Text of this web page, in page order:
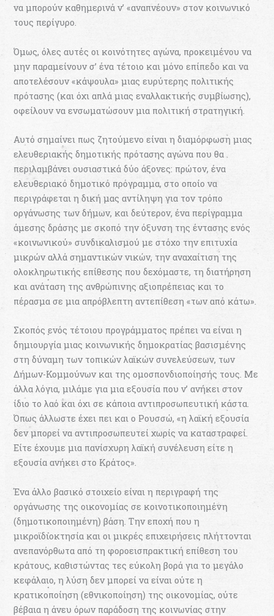
να µπορούν καθηµερινά ν’ «αναπνέουν» στον κοινωνικό
τους περίγυρο.
Όµως, όλες αυτές οι κοινότητες αγώνα, προκειµένου να
µην παραµείνουν σ’ ένα τέτοιο και µόνο επίπεδο και να
αποτελέσουν «κάψουλα» µιας ευρύτερης πολιτικής
πρότασης (και όχι απλά µιας εναλλακτικής συµβίωσης),
οφείλουν να ενσωµατώσουν µια πολιτική στρατηγική.
Αυτό σηµαίνει πως ζητούµενο είναι η διαµόρφωση µιας
ελευθεριακής δηµοτικής πρότασης αγώνα που θα
περιλαµβάνει ουσιαστικά δύο άξονες: πρώτον, ένα
ελευθεριακό δηµοτικό πρόγραµµα, στο οποίο να
περιγράφεται η δική µας αντίληψη για τον τρόπο
οργάνωσης των δήµων, και δεύτερον, ένα περίγραµµα
άµεσης δράσης µε σκοπό την όξυνση της έντασης ενός
«κοινωνικού» συνδικαλισµού με στόχο την επιτυχία
µικρών αλλά σηµαντικών νικών, την αναχαίτιση της
ολοκληρωτικής επίθεσης που δεχόµαστε, τη διατήρηση
και ανάταση της ανθρώπινης αξιοπρέπειας και το
πέρασµα σε µια απρόβλεπτη αντεπίθεση «των από κάτω».
Σκοπός ενός τέτοιου προγράµµατος πρέπει να είναι η
δηµιουργία µιας κοινωνικής δηµοκρατίας βασισµένης
στη δύναµη των τοπικών λαϊκών συνελεύσεων, των
Δήµων-Κοµµούνων και της οµοσπονδιοποίησής τους. Με
άλλα λόγια, µιλάµε για µια εξουσία που ν’ ανήκει στον
ίδιο το λαό και όχι σε κάποια αντιπροσωπευτική κάστα.
Όπως άλλωστε έχει πει και ο Ρουσσώ, «η λαϊκή εξουσία
δεν µπορεί να αντιπροσωπευτεί χωρίς να καταστραφεί.
Είτε έχουµε µια πανίσχυρη λαϊκή συνέλευση είτε η
εξουσία ανήκει στο Κράτος».
Ένα άλλο βασικό στοιχείο είναι η περιγραφή της
οργάνωσης της οικονοµίας σε κοινοτικοποιηµένη
(δηµοτικοποιηµένη) βάση. Την εποχή που η
µικροϊδιοκτησία και οι µικρές επιχειρήσεις πλήττονται
ανεπανόρθωτα από τη φοροεισπρακτική επίθεση του
κράτους, καθιστώντας τες εύκολη βορά για το µεγάλο
κεφάλαιο, η λύση δεν µπορεί να είναι ούτε η
κρατικοποίηση (εθνικοποίηση) της οικονοµίας, ούτε
βέβαια η άνευ όρων παράδοση της κοινωνίας στην